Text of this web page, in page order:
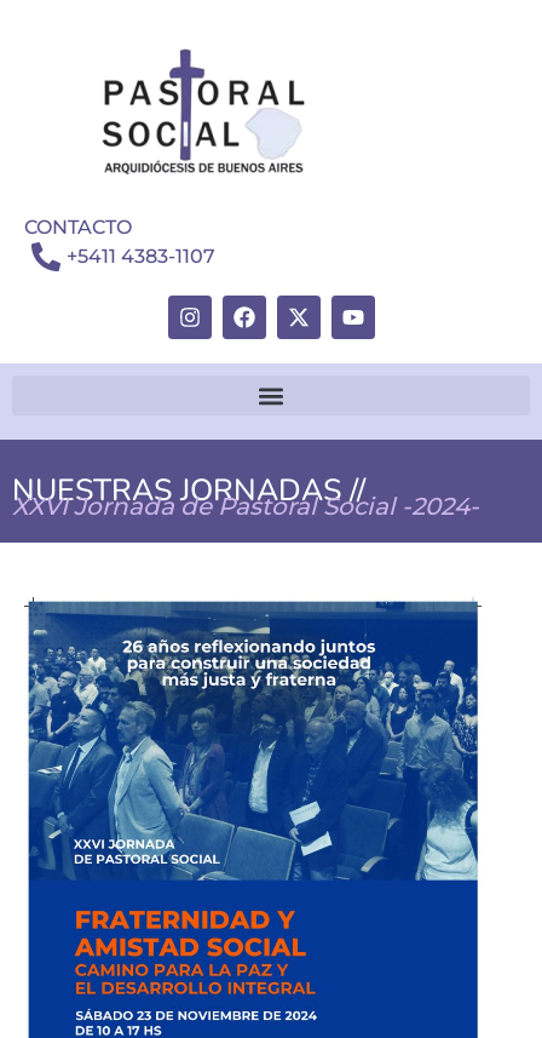
CONTACTO
+5411 4383-1107
NUESTRAS JORNADAS //
XXVI Jornada de Pastoral Social -2024-